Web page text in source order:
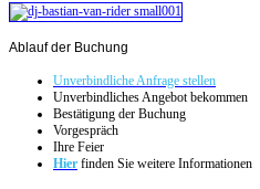
Ablaufder Buchung
Unverbindliche Anfrage stellen
Unverbindliches Angebot bekommen
Bestätigung der Buchung
Vorgespräch
Ihre Feier
Hier finden Sie weitere Informationen